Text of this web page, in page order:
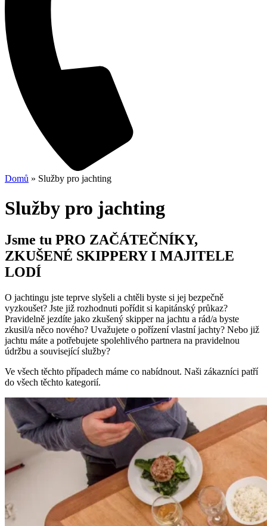
Domů » Služby pro jachting
Služby pro jachting
Jsme tu PRO ZAČÁTEČNÍKY,
ZKUŠENÉ SKIPPERY I MAJITELE
LODÍ
O jachtingu jste teprve slyšeli a chtěli byste si jej bezpečně
vyzkoušet? Jste již rozhodnuti pořídit si kapitánský průkaz?
Pravidelně jezdíte jako zkušený skipper na jachtu a rád/a byste
zkusil/a něco nového? Uvažujete o pořízení vlastní jachty? Nebo již
jachtu máte a potřebujete spolehlivého partnera na pravidelnou
údržbu a související služby?
Ve všech těchto případech máme co nabídnout. Naši zákazníci patří
do všech těchto kategorií.